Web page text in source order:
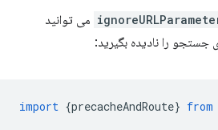
می توانید
جستجو را نادیده بگیرید:
import {precacheAndRoute} from